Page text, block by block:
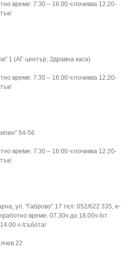
време: 7:30 – 16:00 ч.почивка 12.20-
1 (АГ център, Здравна каса)
време: 7:30 – 16:00 ч.почивка 12.20-
54-56
време: 7:30 – 16:00 ч.почивка 12.20-
ул. “Габрово” 17 тел: 052/622 335, e-
работно време: 07.30ч до 18.00ч /от
ч /събота/
22